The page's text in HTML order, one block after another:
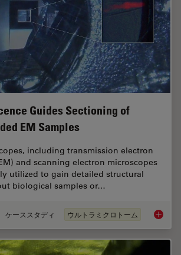
Guides Sectioning of
EM Samples
including transmission electron
and scanning electron microscopes
utilized to gain detailed structural
biological samples or…
ケーススタディ ウルトラミクロトーム How